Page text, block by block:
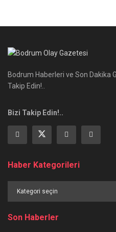
Bodrum Haberleri ve Son Dakika
Takip Edin!..
Bizi Takip Edin!..
Haber Kategorileri
Kategorileri
Son Haberler